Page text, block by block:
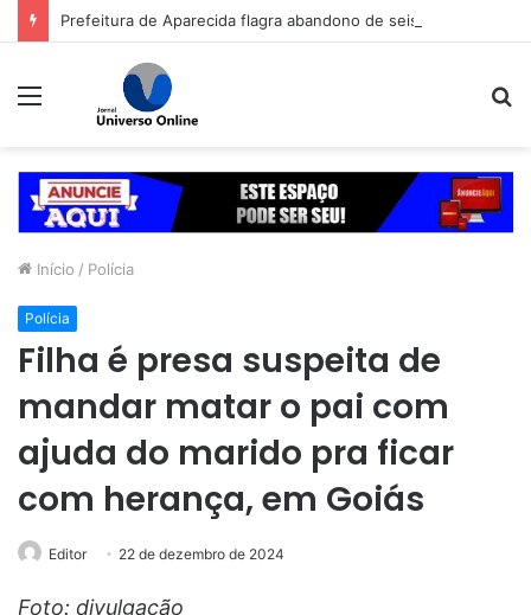
Menu
Início / Polícia
Polícia
Filha é presa suspeita de
mandar matar o pai com
ajuda do marido pra ficar
com herança, em Goiás
Editor 22 de dezembro de 2024
Foto: divulgação